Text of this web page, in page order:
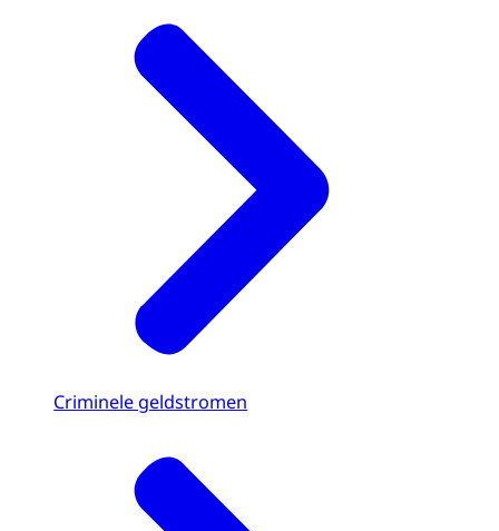
Criminele geldstromen